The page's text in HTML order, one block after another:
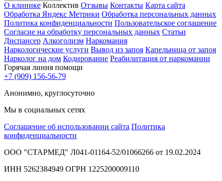
О клинике Коллектив Отзывы Контакты Карта сайта
Обработка Яндекс Метрики Обработка персональных данных
Политика конфиденциальности Пользовательское соглашение
Согласие на обработку персональных данных Статьи
Диспансер Алкоголизм Наркомания
Наркологические услуги Вывод из запоя Капельница от запоя
Нарколог на дом Кодирование Реабилитация от наркомании
Горячая линия помощи
+7 (909) 156-56-79
Анонимно, круглосуточно
Мы в социальных сетях
Соглашение об использовании сайта Политика
конфиденциальности
ООО "СТАРМЕД" Л041-01164-52/01066266 от 19.02.2024
ИНН 5262384949 ОГРН 1225200009110